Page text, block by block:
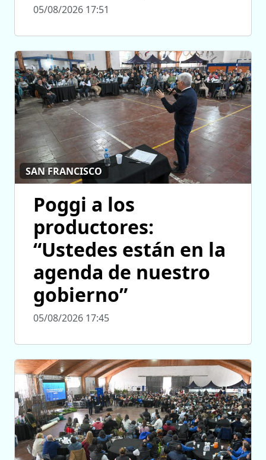
05/08/2026 17:51
SAN FRANCISCO
Poggi a los
productores:
“Ustedes están en la
agenda de nuestro
gobierno”
05/08/2026 17:45